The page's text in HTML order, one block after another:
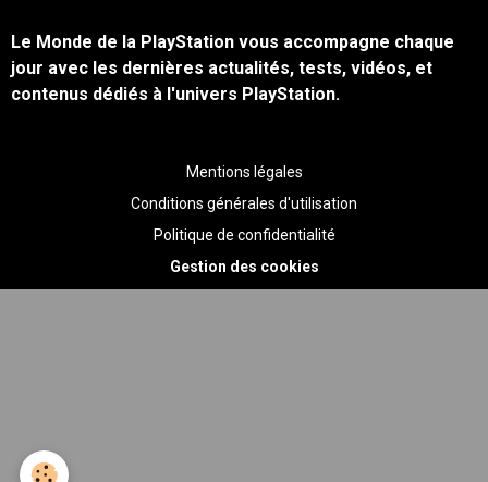
Le Monde de la PlayStation vous accompagne chaque
jour avec les dernières actualités, tests, vidéos, et
contenus dédiés à l'univers PlayStation.
Mentions légales
Conditions générales d'utilisation
Politique de confidentialité
Gestion des cookies